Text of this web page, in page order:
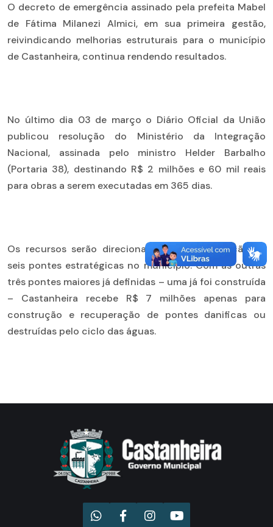
O decreto de emergência assinado pela prefeita Mabel
de Fátima Milanezi Almici, em sua primeira gestão,
reivindicando melhorias estruturais para o município
de Castanheira, continua rendendo resultados.
No último dia 03 de março o Diário Oficial da União
publicou resolução do Ministério da Integração
Nacional, assinada pelo ministro Helder Barbalho
(Portaria 38), destinando R$ 2 milhões e 60 mil reais
para obras a serem executadas em 365 dias.
Os recursos serão direcionados para construção de
seis pontes estratégicas no município. Com as outras
três pontes maiores já definidas – uma já foi construída
– Castanheira recebe R$ 7 milhões apenas para
construção e recuperação de pontes danificas ou
destruídas pelo ciclo das águas.